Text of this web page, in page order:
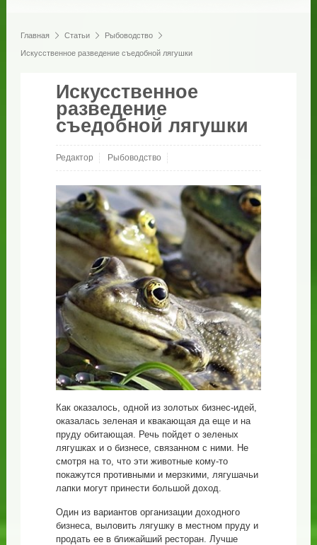
Главная Статьи Рыбоводство
Искусственное разведение съедобной лягушки
Искусственное
разведение
съедобной лягушки
Редактор Рыбоводство
Как оказалось, одной из золотых бизнес-идей,
оказалась зеленая и квакающая да еще и на
пруду обитающая. Речь пойдет о зеленых
лягушках и о бизнесе, связанном с ними. Не
смотря на то, что эти животные кому-то
покажутся противными и мерзкими, лягушачьи
лапки могут принести большой доход.
Один из вариантов организации доходного
бизнеса, выловить лягушку в местном пруду и
продать ее в ближайший ресторан. Лучше